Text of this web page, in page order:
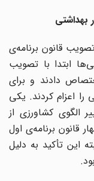
ایران در سال 1327 با تصویب قانون برنامه‌ی
ابتدا با تصویب
دادند و برای
اعزام کردند. یکی
کشاورزی از
برنامه‌ی اول
تأکید به دلیل